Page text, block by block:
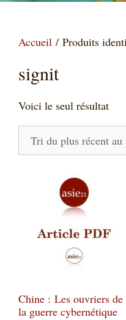
Accueil / Produits
signit
Voici le seul résultat
Chine : Les ouvriers de
la guerre cybernétique